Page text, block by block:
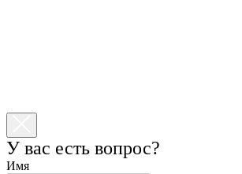
У вас есть вопрос?
Имя